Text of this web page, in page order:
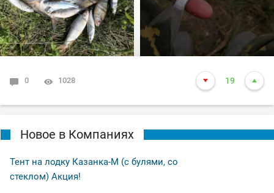
0 1028 19
Новое в Компаниях
Тент на лодку Казанка-М (с булями, со
стеклом) Акция!